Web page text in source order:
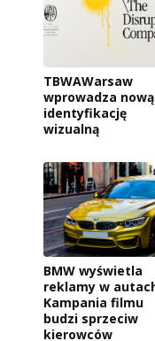
TBWAWarsaw
wprowadza nową
identyfikację
wizualną
BMW wyświetla
reklamy w
Kampania filmu
budzi sprzeciw
kierowców